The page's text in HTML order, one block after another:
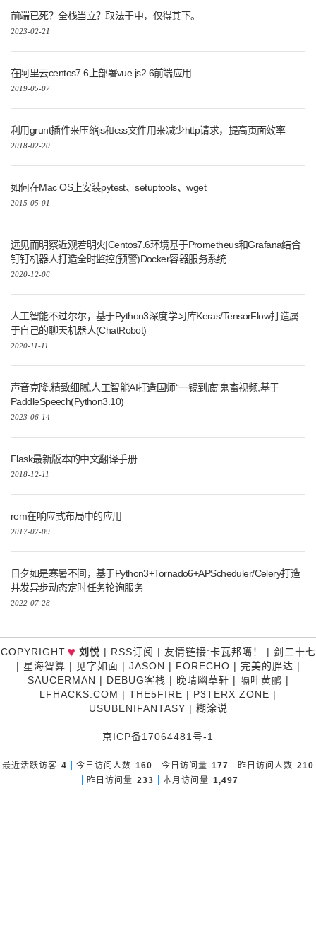
前端已死？全栈当立？取法于中，仅得其下。
2023-02-21
在阿里云centos7.6上部署vue.js2.6前端应用
2019-05-07
利用grunt插件来压缩js和css文件用来减少http请求，提高页面效率
2018-02-20
如何在Mac OS上安装pytest、setuptools、wget
2015-05-01
远见而明察近观若明火|Centos7.6环境基于Prometheus和Grafana结合
钉钉机器人打造全时监控(预警)Docker容器服务系统
2020-12-06
人工智能不过尔尔，基于Python3深度学习库Keras/TensorFlow打造属
于自己的聊天机器人(ChatRobot)
2020-11-11
声音克隆,精致细腻,人工智能AI打造国师“一镜到底”鬼畜视频,基于
PaddleSpeech(Python3.10)
2023-06-14
Flask最新版本的中文翻译手册
2018-12-11
rem在响应式布局中的应用
2017-07-09
日夕如是寒暑不间，基于Python3+Tornado6+APScheduler/Celery打造
并发异步动态定时任务轮询服务
2022-07-28
COPYRIGHT♥ 刘悦 | RSS订阅 | 友情链接:卡瓦邦噶！ | 剑二十七
| 星海智算 | 见字如面 | JASON | FORECHO | 完美的胖达 |
SAUCERMAN | DEBUG客栈 | 晚晴幽草轩 | 隔叶黄鹂 |
LFHACKS.COM | THE5FIRE | P3TERX ZONE |
USUBENIFANTASY | 糊涂说
京ICP备17064481号-1
最近活跃访客 4 今日访问人数 160 今日访问量 177 昨日访问人数 210
昨日访问量 233 本月访问量 1,497